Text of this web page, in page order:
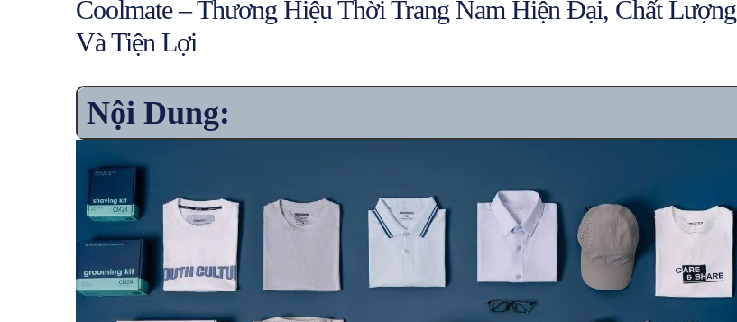
Coolmate – Thương Hiệu Thời Trang Nam Hiện Đại, Chất Lượng
Và Tiện Lợi
Nội Dung: